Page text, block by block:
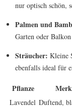
nur optisch schön,
Palmen und
Garten oder
Sträucher: Kleine
ebenfalls ideal für
Pflanze
Lavendel Duftend,